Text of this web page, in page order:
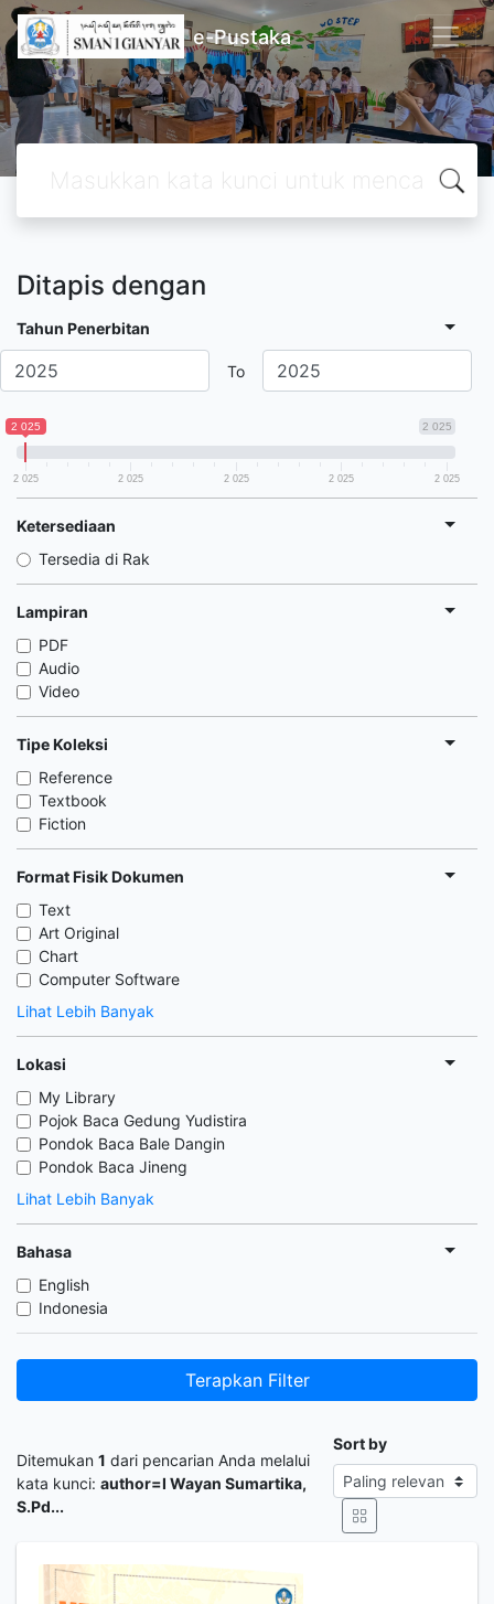
e-Pustaka
Ditapis dengan
Tahun Penerbitan
To
2 025
2 025
2 025 2 025 2 025 2 025 2 025
Ketersediaan
Tersedia di Rak
Lampiran
PDF
Audio
Video
Tipe Koleksi
Reference
Textbook
Fiction
Format Fisik Dokumen
Text
Art Original
Chart
Computer Software
Lihat Lebih Banyak
Lokasi
My Library
Pojok Baca Gedung Yudistira
Pondok Baca Bale Dangin
Pondok Baca Jineng
Lihat Lebih Banyak
Bahasa
English
Indonesia
Terapkan Filter
Ditemukan 1 dari pencarian Anda melalui
kata kunci: author=I Wayan Sumartika,
S.Pd...
Sort by